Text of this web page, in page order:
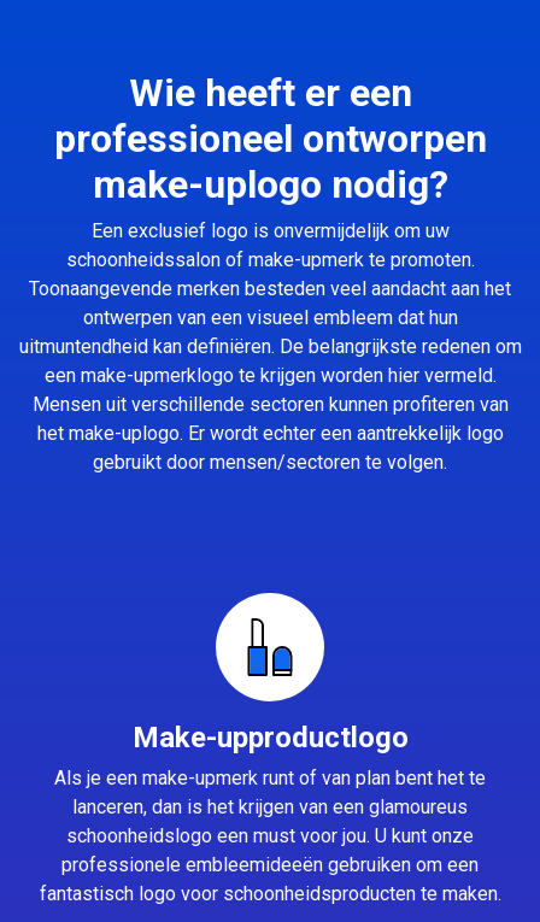
Wie heeft er een
professioneel ontworpen
make-uplogo nodig?
Een exclusief logo is onvermijdelijk om uw
schoonheidssalon of make-upmerk te promoten.
Toonaangevende merken besteden veel aandacht aan het
ontwerpen van een visueel embleem dat hun
uitmuntendheid kan definiëren. De belangrijkste redenen om
een make-upmerklogo te krijgen worden hier vermeld.
Mensen uit verschillende sectoren kunnen profiteren van
het make-uplogo. Er wordt echter een aantrekkelijk logo
gebruikt door mensen/sectoren te volgen.
Make-upproductlogo
Als je een make-upmerk runt of van plan bent het te
lanceren, dan is het krijgen van een glamoureus
schoonheidslogo een must voor jou. U kunt onze
professionele embleemideeën gebruiken om een
fantastisch logo voor schoonheidsproducten te maken.